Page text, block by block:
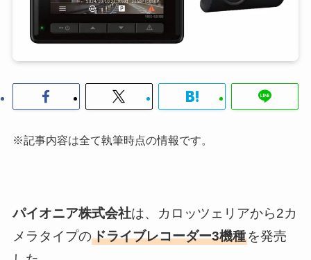
※記事内容は全て執筆時点の情報です。
パイオニア株式会社は、カロッツェリアから2カ
メラタイプのドライブレコーダー3機種を発売